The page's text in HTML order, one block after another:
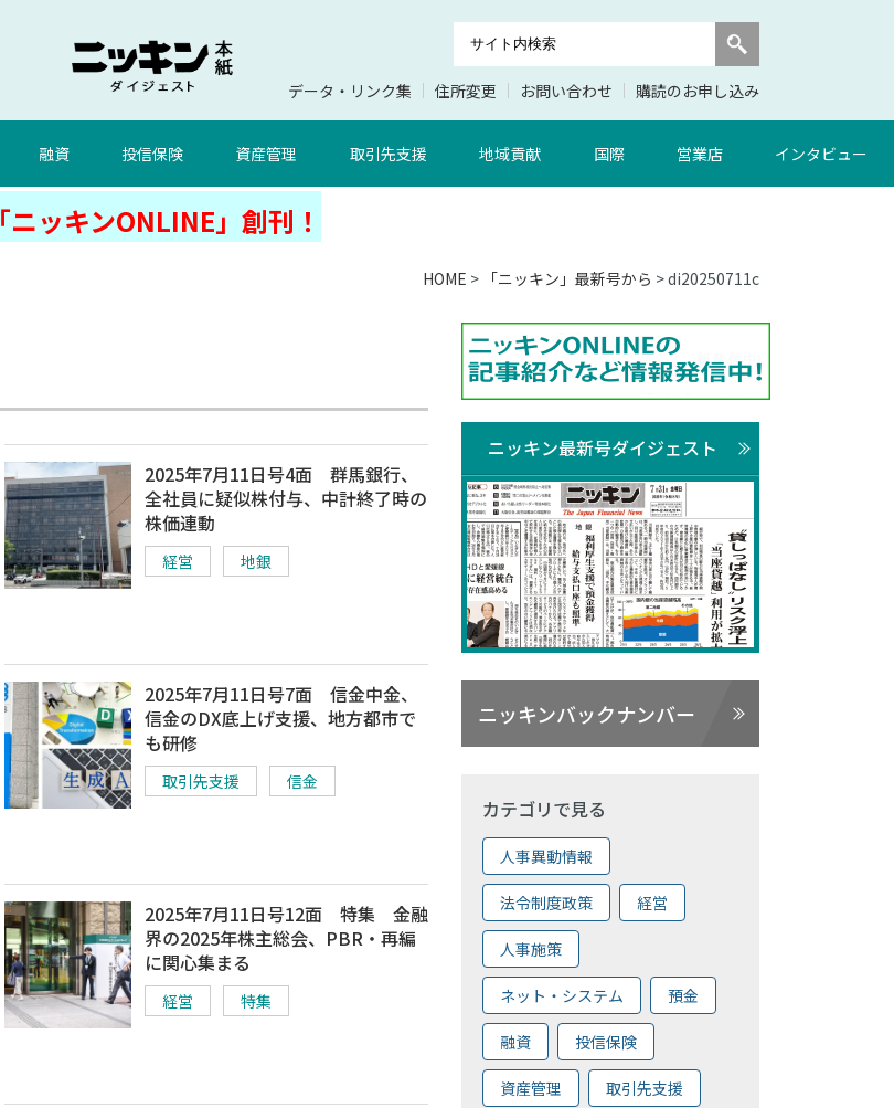
データ・リンク集 住所変更 お問い合わせ 購読のお申し込み
融資 投信保険 資産管理 取引先支援 地域貢献 国際 営業店 インタビュー
「ニッキンONLINE」創刊！
HOME > 「ニッキン」最新号から > di20250711c
2025年7月11日号4面 群馬銀行、
全社員に疑似株付与、中計終了時の
株価連動
経営 地銀
2025年7月11日号7面 信金中金、
信金のDX底上げ支援、地方都市で
も研修
取引先支援 信金
2025年7月11日号12面 特集 金融
界の2025年株主総会、PBR・再編
に関心集まる
経営 特集
ニッキン最新号ダイジェスト
ニッキンバックナンバー
カテゴリで見る
人事異動情報
法令制度政策 経営
人事施策
ネット・システム 預金
融資 投信保険
資産管理 取引先支援